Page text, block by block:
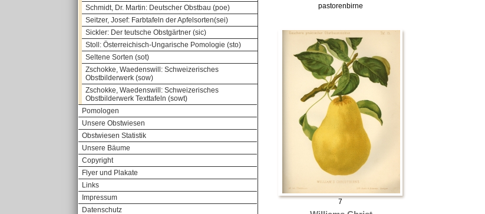
Schmidt, Dr. Martin: Deutscher Obstbau (poe)
Seitzer, Josef: Farbtafeln der Apfelsorten(sei)
Sickler: Der teutsche Obstgärtner (sic)
Stoll: Österreichisch-Ungarische Pomologie (sto)
Seltene Sorten (sot)
Zschokke, Waedenswill: Schweizerisches
Obstbilderwerk (sow)
Zschokke, Waedenswill: Schweizerisches
Obstbilderwerk Texttafeln (sowt)
Pomologen
Unsere Obstwiesen
Obstwiesen Statistik
Unsere Bäume
Copyright
Flyer und Plakate
Links
Impressum
Datenschutz
pastorenbirne
7